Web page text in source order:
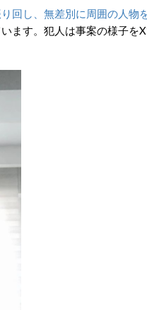
回し、無差別に周囲の人物
ます。犯人は事案の様子を